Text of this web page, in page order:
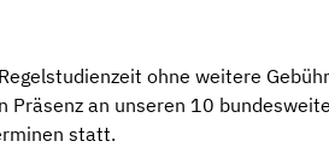
ohne weitere
an unseren 10
statt.